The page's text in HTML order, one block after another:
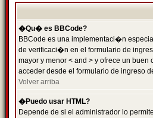
�Qu� es BBCode?
BBCode es una implementaci�n
de verificaci�n en el formulario de
mayor y menor < and > y ofrece un
acceder desde el formulario de ingreso
Volver arriba
�Puedo usar HTML?
Depende de si el administrador lo